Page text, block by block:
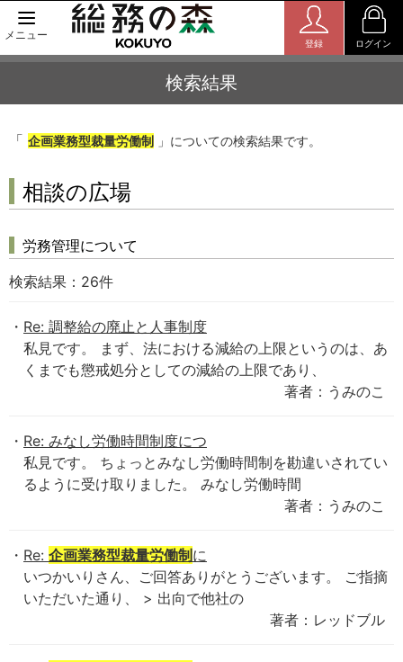
メニュー
登録 ログイン
検索結果
「 企画業務型裁量労働制 」についての検索結果です。
相談の広場
労務管理について
検索結果： 26件
Re: 調整給の廃止と人事制度
私見です。 まず、法における減給の上限というのは、あ
くまでも懲戒処分としての減給の上限であり、
著者：うみのこ
Re: みなし労働時間制度につ
私見です。 ちょっとみなし労働時間制を勘違いされてい
るように受け取りました。 みなし労働時間
著者：うみのこ
Re: 企画業務型裁量労働制 に
いつかいりさん、ご回答ありがとうございます。 ご指摘
いただいた通り、 > 出向で他社の
著者：レッドブル